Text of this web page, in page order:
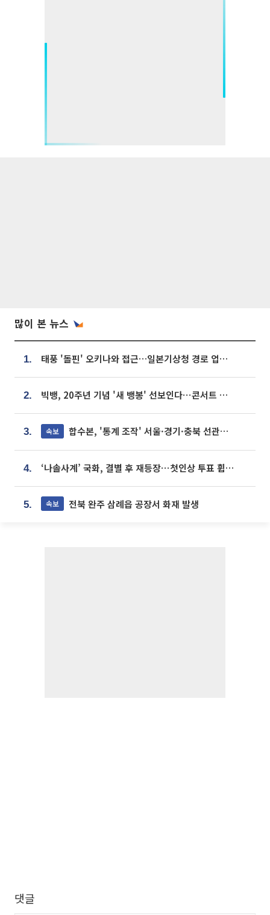
많이 본 뉴스
1. 태풍 '돌핀' 오키나와 접근…일본기상청 경로 업데이트
2. 빅뱅, 20주년 기념 '새 뱅봉' 선보인다⋯콘서트 앞두고 팝업 개최
3. 속보 합수본, '통계 조작' 서울·경기·충북 선관위 등 추가 압수수색
4. ‘나솔사계’ 국화, 결별 후 재등장⋯첫인상 투표 휩쓸고 ‘인기녀’ 등극
5. 속보 전북 완주 삼례읍 공장서 화재 발생
댓글